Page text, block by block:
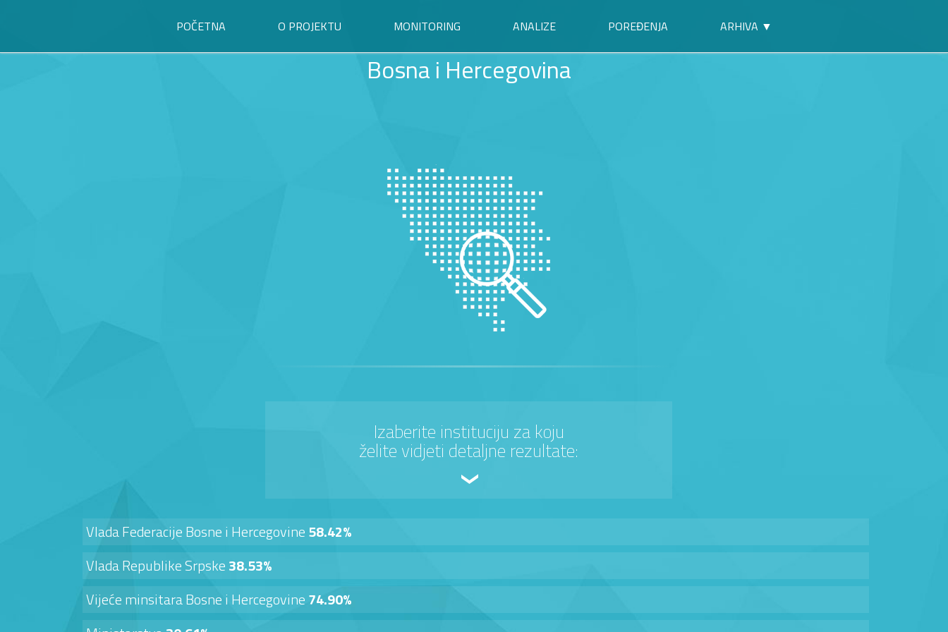
POČETNA O PROJEKTU MONITORING ANALIZE POREĐENJA ARHIVA ▼
Bosna i Hercegovina
Izaberite instituciju za koju
želite vidjeti detaljne rezultate:
Vlada Federacije Bosne i Hercegovine58.42%
Vlada Republike Srpske38.53%
Vijeće minsitara Bosne i Hercegovine74.90%